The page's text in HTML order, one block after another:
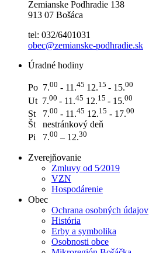
Zemianske Podhradie 138
913 07 Bošáca
tel: 032/6401031
obec@zemianske-podhradie.sk
Úradné hodiny
Po 7.00 - 11.45 12.15 - 15.00
Ut 7.00 - 11.45 12.15 - 15.00
St 7.00 - 11.45 12.15 - 17.00
Št nestránkový deň
Pi 7.00 – 12.30
Zverejňovanie
Zmluvy od 5⁄2019
VZN
Hospodárenie
Obec
Ochrana osobných údajov
História
Erby a symbolika
Osobnosti obce